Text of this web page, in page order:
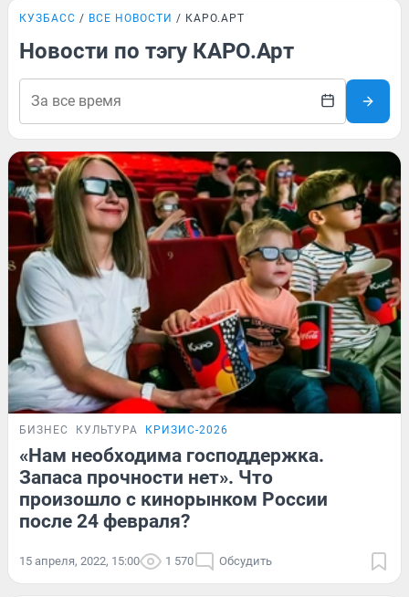
КУЗБАСС ВСЕ НОВОСТИ КАРО.АРТ
Новости по тэгу КАРО.Арт
БИЗНЕС КУЛЬТУРА КРИЗИС-2026
«Нам необходима господдержка.
Запаса прочности нет». Что
произошло с кинорынком России
после 24 февраля?
15 апреля, 2022, 15:00 1 570 Обсудить